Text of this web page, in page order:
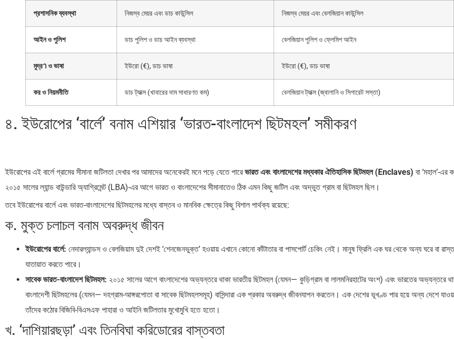
প্রশাসনিক ব্যবস্থা নিজস্ব মেয়র এবং ডাচ কাউন্সিল নিজস্ব মেয়র এবং বেলজিয়ান কাউন্সিল
আইন ও পুলিশ ডাচ পুলিশ ও ডাচ আইন ব্যবস্থা বেলজিয়ান পুলিশ ও ফ্লেমিশ আইন
মুদ্রา ও ভাষা ইউরো (€), ডাচ ভাষা ইউরো (€), ডাচ ভাষা
কর ও নিয়মনীতি ডাচ ট্যাক্স (খাবারের দাম সাধারণত কম) বেলজিয়ান ট্যাক্স (জ্বালানি ও সিগারেট সস্তা)
৪. ইউরোপের ‘বার্লে’ বনাম এশিয়ার ‘ভারত-বাংলাদেশ ছিটমহল’ সমীকরণ
ইউরোপের এই বার্লে গ্রামের সীমানা জটিলতা দেখার পর আমাদের অনেকেরই মনে পড়ে যেতে পারেভারত এবং বাংলাদেশের মধ্যকার ঐতিহাসিক ছিটমহল (Enclaves) বা ‘মহাল’-এর
২০১৫ সালের ল্যান্ড বাউন্ডারি অ্যাগ্রিমেন্ট (LBA)-এর আগে ভারত ও বাংলাদেশের সীমানাতেও ঠিক এমন কিছু জটিল এবং অদ্ভুত গ্রাম বা ছিটমহল ছিল।
তবে ইউরোপের বার্লে এবং ভারত-বাংলাদেশের ছিটমহলের মধ্যে বাস্তব ও মানবিক ক্ষেত্রে কিছু বিশাল পার্থক্য রয়েছে:
ক. মুক্ত চলাচল বনাম অবরুদ্ধ জীবন
ইউরোপের বার্লে: নেদারল্যান্ডস ও বেলজিয়াম দুই দেশই ‘শেনজেনভুক্ত’ হওয়ায় এখানে কোনো কাঁটাতার বা পাসপোর্ট চেকিং নেই। মানুষ ফ্রিলি এক ঘর থেকে অন্য ঘরে বা
যাতায়াত করতে পারে।
সাবেক ভারত-বাংলাদেশ ছিটমহল: ২০১৫ সালের আগে বাংলাদেশের অভ্যন্তরে থাকা ভারতীয় ছিটমহল (যেমন— কুড়িগ্রাম বা লালমনিরহাটের অংশ) এবং ভারতের অভ্যন্তরে
বাংলাদেশী ছিটমহলের (যেমন— দহগ্রাম-আঙ্গরপোতা বা সাবেক ছিটমহলসমূহ) বাসিন্দারা এক প্রকার অবরুদ্ধ জীবনযাপন করতেন। এক দেশের ভূখণ্ড পার হয়ে অন্য দেশে
তাঁদের কঠোর বিজিবি-বিএসএফ পাহারা ও আইনি জটিলতার মুখোমুখি হতে হতো।
খ. ‘দাশিয়ারছড়া’ এবং তিনবিঘা করিডোরের বাস্তবতা